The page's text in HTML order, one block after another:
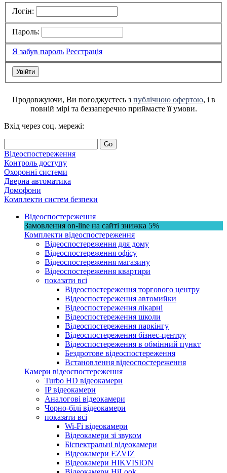
Логін:
Пароль:
Я забув пароль Реєстрація
Продовжуючи, Ви погоджуєтесь з публічною офертою, і в
повній мірі та беззаперечно приймаєте її умови.
Вхід через соц. мережі:
Go
Відеоспостереження
Контроль доступу
Охоронні системи
Дверна автоматика
Домофони
Комплекти систем безпеки
Відеоспостереження
Замовлення on-line на сайті знижка 5%
Комплекти відеоспостереження
Відеоспостереження для дому
Відеоспостереження офісу
Відеоспостереження магазину
Відеоспостереження квартири
показати всі
Відеоспостереження торгового центру
Відеоспостереження автомийки
Відеоспостереження лікарні
Відеоспостереження школи
Відеоспостереження паркінгу
Відеоспостереження бізнес-центру
Відеоспостереження в обмінний пункт
Бездротове відеоспостереження
Встановлення відеоспостереження
Камери відеоспостереження
Turbo HD відеокамери
IP відеокамери
Аналогові відеокамери
Чорно-білі відеокамери
показати всі
Wi-Fi відеокамери
Відеокамери зі звуком
Біспектральні відеокамери
Відеокамери EZVIZ
Відеокамери HIKVISION